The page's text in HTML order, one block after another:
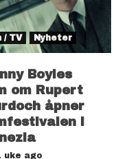
/ TV Nyheter
Boyles
om Rupert
åpner
i
uke ago